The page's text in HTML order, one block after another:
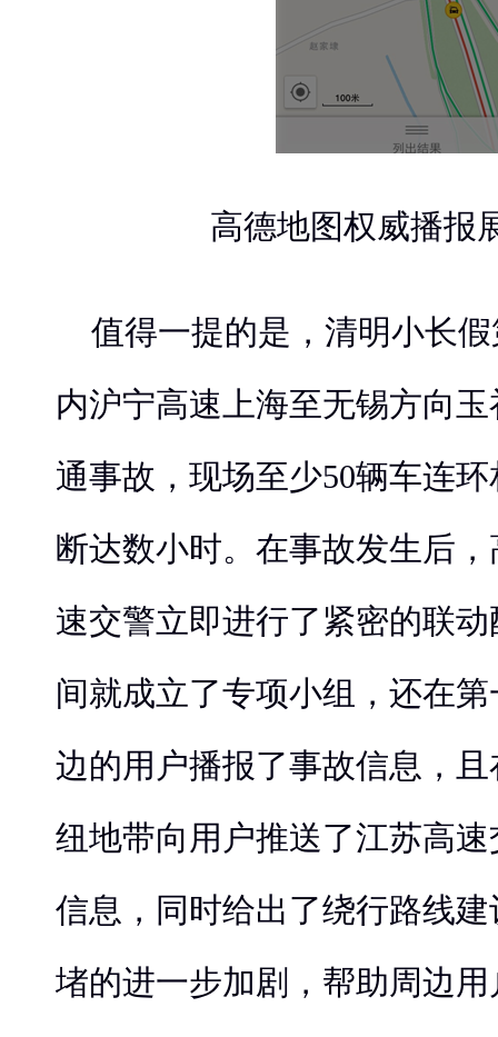
高德地图权威播报
值得一提的是，清明小长
内沪宁高速上海至无锡方向
通事故，现场至少50辆车连
断达数小时。在事故发生后
速交警立即进行了紧密的联
间就成立了专项小组，还在
边的用户播报了事故信息，
纽地带向用户推送了江苏高
信息，同时给出了绕行路线
堵的进一步加剧，帮助周边